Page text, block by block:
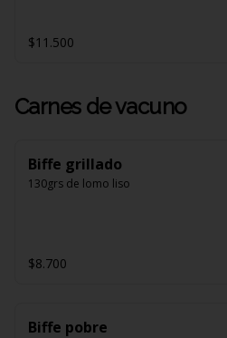
$11.500
Carnes de vacuno
Biffe grillado
130grs de lomo liso
$8.700
Biffe pobre